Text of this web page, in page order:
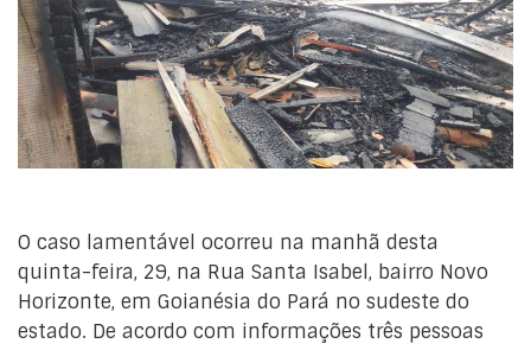
O caso lamentável ocorreu na manhã desta
quinta-feira, 29, na Rua Santa Isabel, bairro Novo
Horizonte, em Goianésia do Pará no sudeste do
estado. De acordo com informações três pessoas